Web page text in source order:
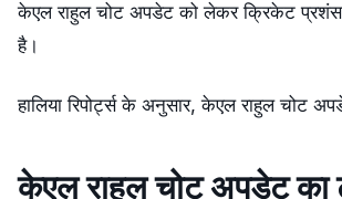
केएल राहुल चोट अपडेट को लेकर क्रिकेट
है।
हालिया रिपोर्ट्स के अनुसार, केएल राहुल चोट
केएल राहुल चोट अपडेट का